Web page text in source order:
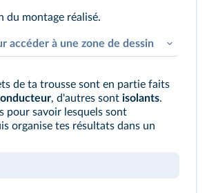
du montage réalisé.
accéder à une zone de dessin
de ta trousse sont en partie faits
, d'autres sont isolants.
pour savoir lesquels sont
organise tes résultats dans un